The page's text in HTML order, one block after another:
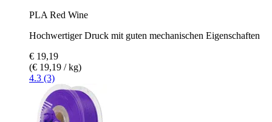
PLA Red Wine
Hochwertiger Druck mit guten mechanischen Eigenschaften
€ 19,19
(€ 19,19 / kg)
4.3 (3)